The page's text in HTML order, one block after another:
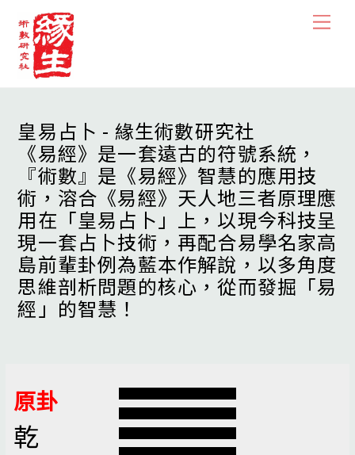
content
皇易占卜 - 緣生術數研究社
《易經》是一套遠古的符號系統，
『術數』是《易經》智慧的應用技
術，溶合《易經》天人地三者原理應
用在「皇易占卜」上，以現今科技呈
現一套占卜技術，再配合易學名家高
島前輩卦例為藍本作解說，以多角度
思維剖析問題的核心，從而發掘「易
經」的智慧！
原卦
乾